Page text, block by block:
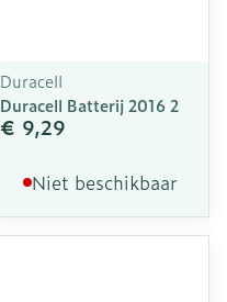
Duracell
Duracell Batterij 2016 2
€ 9,29
Niet beschikbaar